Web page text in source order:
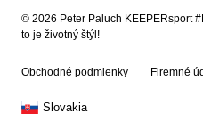
© 2026 Peter Paluch KEEPERsport
to je životný štýl!
Obchodné podmienky Firemné
Slovakia